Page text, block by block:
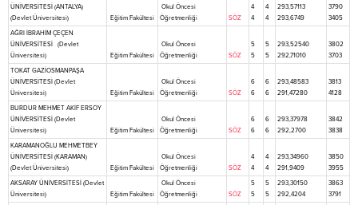
ÜNİVERSİTESİ (ANTALYA)
(Devlet Üniversitesi)
Eğitim Fakültesi
Okul Öncesi
Öğretmenliği
SÖZ
4
4
4
4
293,57113
293,6749
3790
3405
AĞRI İBRAHİM ÇEÇEN
ÜNİVERSİTESİ (Devlet
Üniversitesi)
Eğitim Fakültesi
Okul Öncesi
Öğretmenliği
SÖZ
5
5
5
5
293,52540
292,71010
3802
3703
TOKAT GAZİOSMANPAŞA
ÜNİVERSİTESİ (Devlet
Üniversitesi)
Eğitim Fakültesi
Okul Öncesi
Öğretmenliği
SÖZ
6
6
6
6
293,48583
291,47280
3813
4128
BURDUR MEHMET AKİF ERSOY
ÜNİVERSİTESİ (Devlet
Üniversitesi)
Eğitim Fakültesi
Okul Öncesi
Öğretmenliği
SÖZ
6
6
6
6
293,37978
292,2700
3842
3838
KARAMANOĞLU MEHMETBEY
ÜNİVERSİTESİ (KARAMAN)
(Devlet Üniversitesi)
Eğitim Fakültesi
Okul Öncesi
Öğretmenliği
SÖZ
4
4
4
4
293,34960
291,9409
3850
3955
AKSARAY ÜNİVERSİTESİ (Devlet
Üniversitesi)
Eğitim Fakültesi
Okul Öncesi
Öğretmenliği
SÖZ
5
5
5
5
293,30150
292,4204
3863
3791